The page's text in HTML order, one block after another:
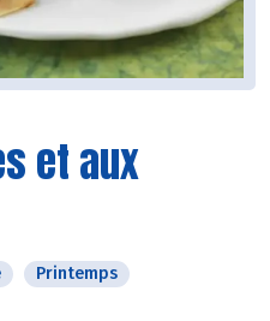
et aux
Printemps